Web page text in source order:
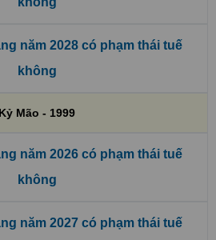
năm 2028 có phạm thái tuế
không
Kỷ Mão - 1999
năm 2026 có phạm thái tuế
không
năm 2027 có phạm thái tuế